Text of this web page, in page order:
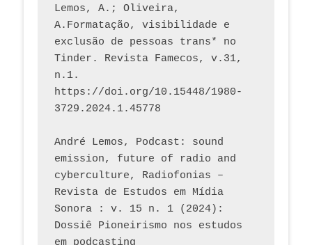
Lemos, A.; Oliveira,
A.Formatação, visibilidade e
exclusão de pessoas trans* no
Tinder. Revista Famecos, v.31,
n.1.
https://doi.org/10.15448/1980-
3729.2024.1.45778
André Lemos, Podcast: sound
emission, future of radio and
cyberculture, Radiofonias –
Revista de Estudos em Mídia
Sonora : v. 15 n. 1 (2024):
Dossiê Pioneirismo nos estudos
em podcasting